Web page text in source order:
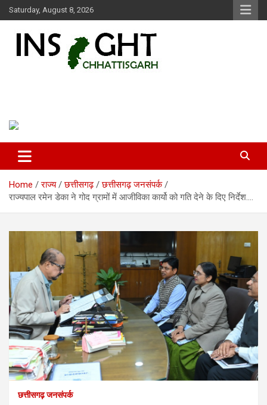
Skip
to
Saturday, August 8, 2026
Home राज्य छत्तीसगढ़
छत्तीसगढ़ जनसंपर्क
राज्यपाल रमेन डेका ने गोद ग्रामों में आजीविका कार्यो को गति देने के दिए निर्देश….
छत्तीसगढ़ जनसंपर्क